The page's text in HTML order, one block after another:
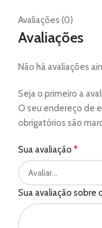
Avaliações (0)
Avaliações
Não há avaliações
Seja o primeiro a
O seu endereço de
obrigatórios são
Sua avaliação *
Sua avaliação sobre